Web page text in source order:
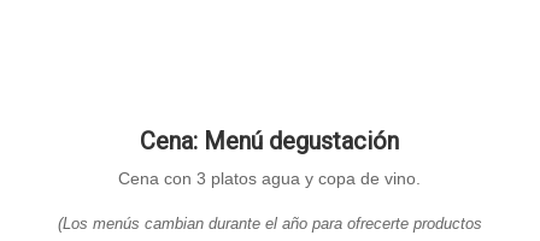
Cena: Menú degustación
Cena con 3 platos agua y copa de vino.
(Los menús cambian durante el año para ofrecerte productos